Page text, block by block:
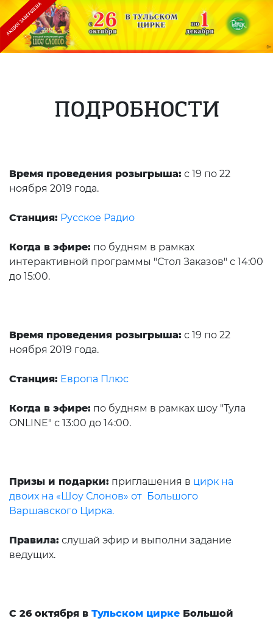
ПОДРОБНОСТИ
Время проведения розыгрыша: с 19 по 22
ноября 2019 года.
Станция: Русское Радио
Когда в эфире: по будням в рамках
интерактивной программы "Стол Заказов" с 14:00
до 15:00.
Время проведения розыгрыша: с 19 по 22
ноября 2019 года.
Станция: Европа Плюс
Когда в эфире: по будням в рамках шоу "Тула
ONLINE" с 13:00 до 14:00.
Призы и подарки: приглашения в цирк на
двоих на «Шоу Слонов» от Большого
Варшавского Цирка.
Правила: слушай эфир и выполни задание
ведущих.
С 26 октября в Тульском цирке Большой